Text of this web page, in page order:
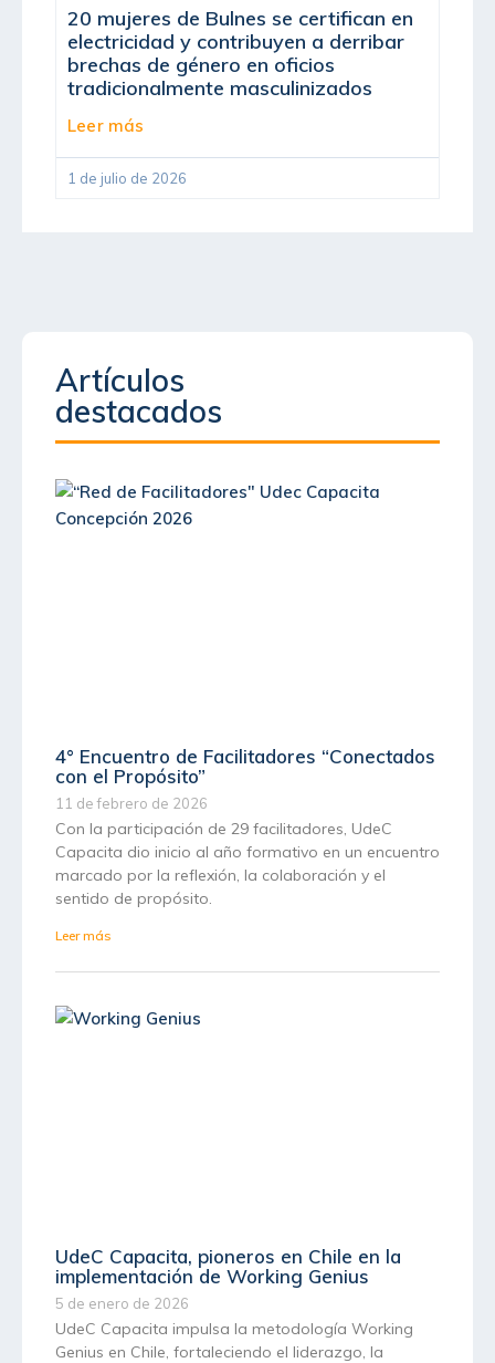
20 mujeres de Bulnes se certifican en
electricidad y contribuyen a derribar
brechas de género en oficios
tradicionalmente masculinizados
Leer más
1 de julio de 2026
Artículos
destacados
4° Encuentro de Facilitadores “Conectados
con el Propósito”
11 de febrero de 2026
Con la participación de 29 facilitadores, UdeC
Capacita dio inicio al año formativo en un encuentro
marcado por la reflexión, la colaboración y el
sentido de propósito.
Leer más
UdeC Capacita, pioneros en Chile en la
implementación de Working Genius
5 de enero de 2026
UdeC Capacita impulsa la metodología Working
Genius en Chile, fortaleciendo el liderazgo, la